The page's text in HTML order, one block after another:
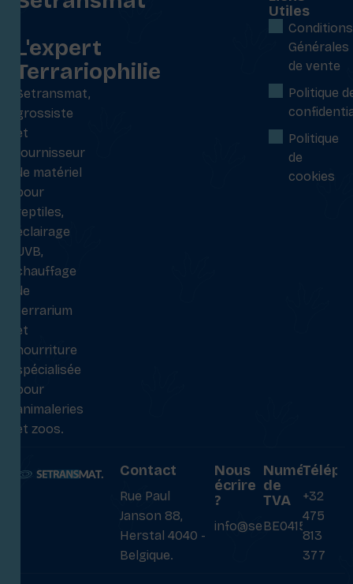
L'expert
Terrariophilie
Setransmat,
grossiste
et
fournisseur
de matériel
pour
reptiles,
éclairage
UVB,
chauffage
de
terrarium
et
nourriture
spécialisée
pour
animaleries
et zoos.
Utiles
Conditions
Générales
de vente
Politique
Politique
de
cookies
Contact
Rue Paul
Janson 88,
Herstal 4040 -
Belgique.
Nous
écrire
?
info@setransmat.com
Numéro
de
TVA
BE0415027069
+32
475
813
377